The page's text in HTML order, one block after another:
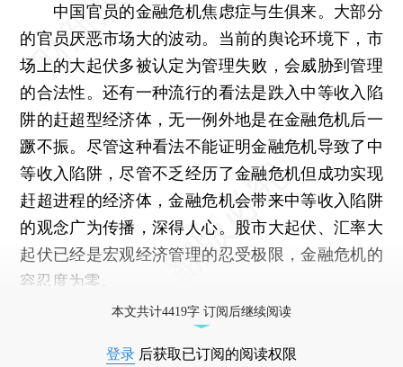
中国官员的金融危机焦虑症与生俱来。大部分
的官员厌恶市场大的波动。当前的舆论环境下，市
场上的大起伏多被认定为管理失败，会威胁到管理
的合法性。还有一种流行的看法是跌入中等收入陷
阱的赶超型经济体，无一例外地是在金融危机后一
蹶不振。尽管这种看法不能证明金融危机导致了中
等收入陷阱，尽管不乏经历了金融危机但成功实现
赶超进程的经济体，金融危机会带来中等收入陷阱
的观念广为传播，深得人心。股市大起伏、汇率大
起伏已经是宏观经济管理的忍受极限，金融危机的
容忍度为零。
本文共计4419字 订阅后继续阅读
登录 后获取已订阅的阅读权限